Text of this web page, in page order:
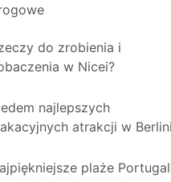
do zrobienia i
w Nicei?
najlepszych
atrakcji w
plaże